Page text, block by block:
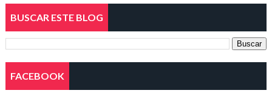
BUSCAR ESTE BLOG
FACEBOOK